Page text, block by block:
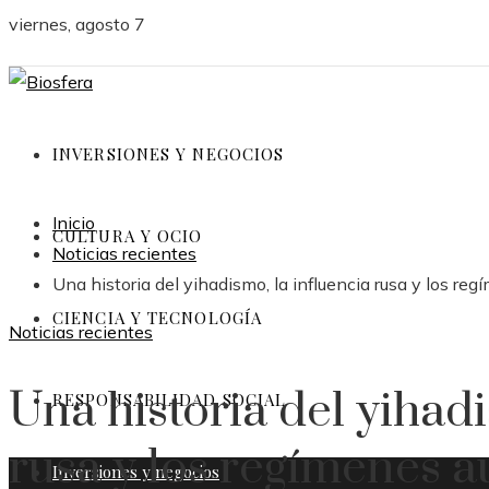
viernes, agosto 7
INVERSIONES Y NEGOCIOS
CULTURA Y OCIO
CIENCIA Y TECNOLOGÍA
RESPONSABILIDAD SOCIAL
Inversiones y negocios
Inicio
Noticias recientes
Una historia del yihadismo, la influencia rusa y los
Noticias recientes
Una historia del
rusa y los regímenes